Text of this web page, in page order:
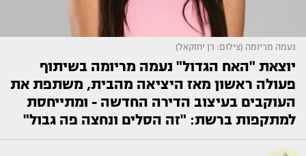
נעמה מריומה (צילום: רן יחזקאל)
יוצאת "האח הגדול" נעמה מריומה בשיתוף
פעולה ראשון מאז היציאה מהבית, משתפת את
העוקבים בעיצוב הדירה החדשה - ומתייחסת
למתקפות ברשת: "זה הסלים ונחצה פה גבול"